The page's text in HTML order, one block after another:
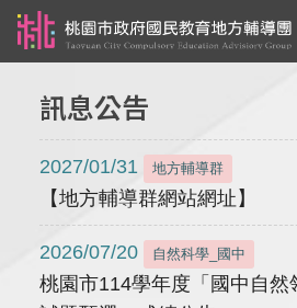
訊息公告
2027/01/31 地方輔導群
【地方輔導群網站網址】
2026/07/20 自然科學_國中
桃園市114學年度「國中自然